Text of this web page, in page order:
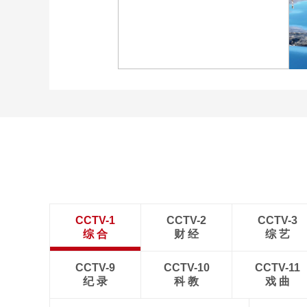
CCTV-1
综 合
CCTV-2
财 经
CCTV-3
综 艺
CCTV-9
纪 录
CCTV-10
科 教
CCTV-11
戏 曲